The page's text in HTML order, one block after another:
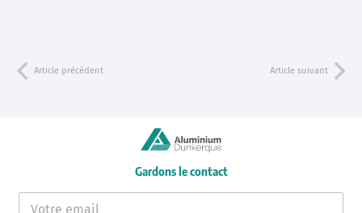
Article précédent Article suivant
Gardons le contact